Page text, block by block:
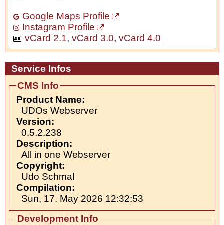
Google Maps Profile
Instagram Profile
vCard 2.1, vCard 3.0, vCard 4.0
Service Infos
CMS Info
Product Name:
UDOs Webserver
Version:
0.5.2.238
Description:
All in one Webserver
Copyright:
Udo Schmal
Compilation:
Sun, 17. May 2026 12:32:53
Development Info